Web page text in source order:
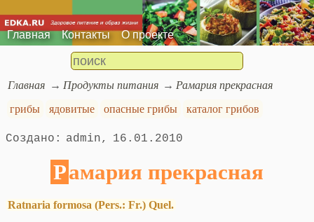
Главная Контакты О проекте
Главная Продукты питания
Рамария прекрасная
грибы
ядовитые опасные грибы каталог грибов
admin 16.01.2010
Рамария прекрасная
Ratnaria formosa (Pers.: Fr.) Quel.